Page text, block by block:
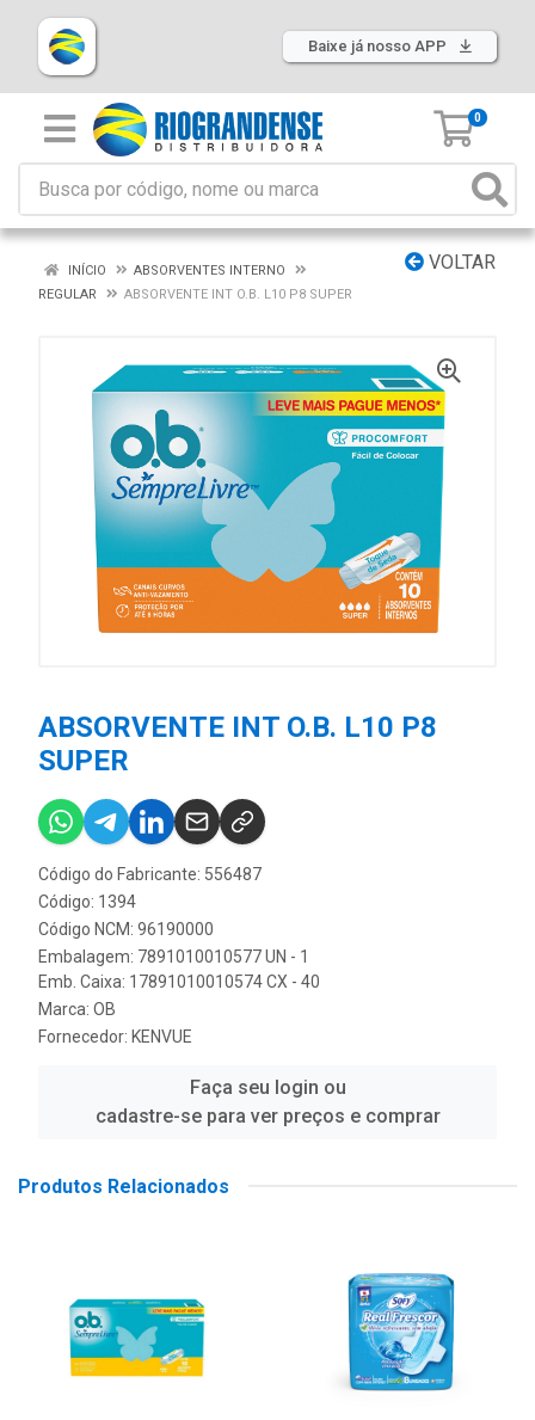
Baixe já nosso APP
0
VOLTAR
INÍCIO
ABSORVENTES INTERNO
REGULAR
ABSORVENTE INT O.B. L10 P8 SUPER
ABSORVENTE INT O.B. L10 P8
SUPER
Código do Fabricante: 556487
Código: 1394
Código NCM: 96190000
Embalagem: 7891010010577 UN - 1
Emb. Caixa: 17891010010574 CX - 40
Marca: OB
Fornecedor: KENVUE
Faça seu login ou
cadastre-se para ver preços e comprar
Produtos Relacionados